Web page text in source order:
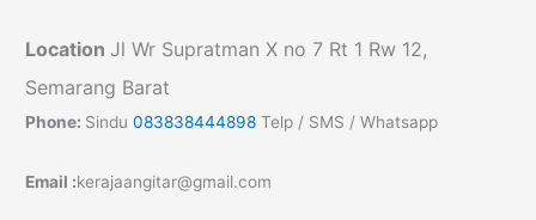
Location Jl Wr Supratman X no 7 Rt 1 Rw 12,
Semarang Barat
Phone: Sindu083838444898 Telp / SMS / Whatsapp
Email :kerajaangitar@gmail.com